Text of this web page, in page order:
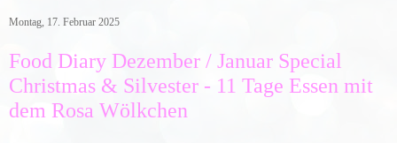
Montag, 17. Februar 2025
Food Diary Dezember / Januar Special
Christmas & Silvester - 11 Tage Essen mit
dem Rosa Wölkchen